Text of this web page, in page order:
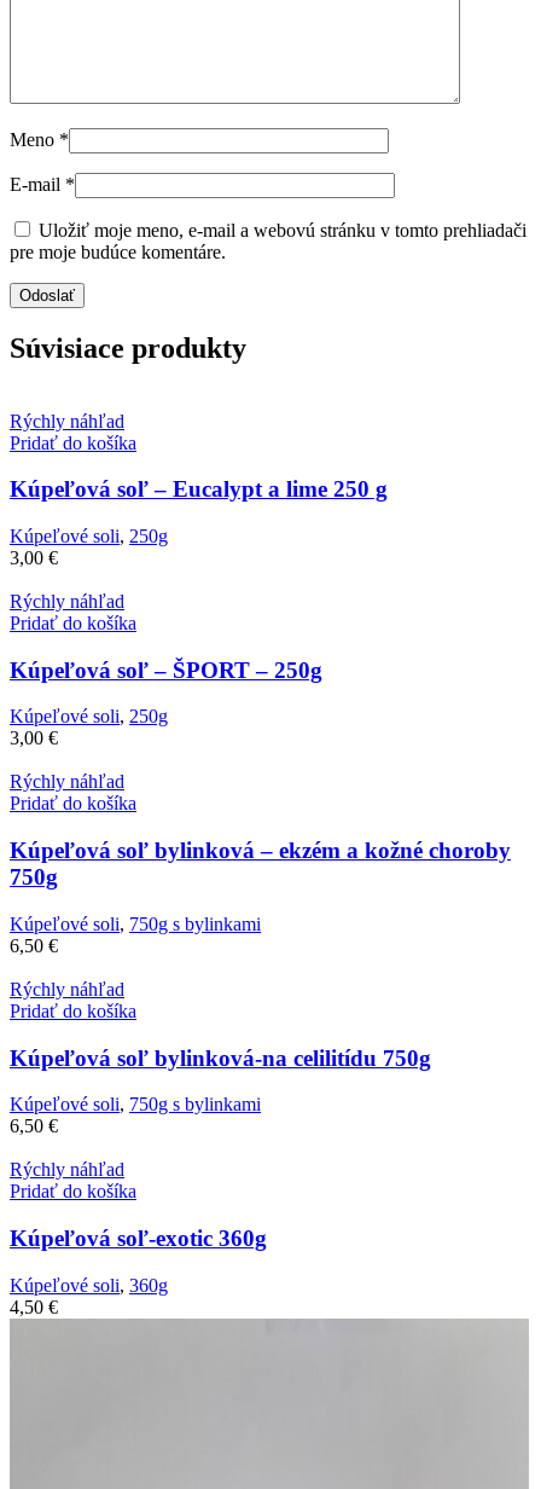
Meno *
E-mail *
Uložiť moje meno, e-mail a webovú stránku v tomto prehliadači
pre moje budúce komentáre.
Súvisiace produkty
Rýchly náhľad
Pridať do košíka
Kúpeľová soľ – Eucalypt a lime 250 g
Kúpeľové soli, 250g
3,00 €
Rýchly náhľad
Pridať do košíka
Kúpeľová soľ – ŠPORT – 250g
Kúpeľové soli, 250g
3,00 €
Rýchly náhľad
Pridať do košíka
Kúpeľová soľ bylinková – ekzém a kožné choroby
750g
Kúpeľové soli, 750g s bylinkami
6,50 €
Rýchly náhľad
Pridať do košíka
Kúpeľová soľ bylinková-na celilitídu 750g
Kúpeľové soli, 750g s bylinkami
6,50 €
Rýchly náhľad
Pridať do košíka
Kúpeľová soľ-exotic 360g
Kúpeľové soli, 360g
4,50 €